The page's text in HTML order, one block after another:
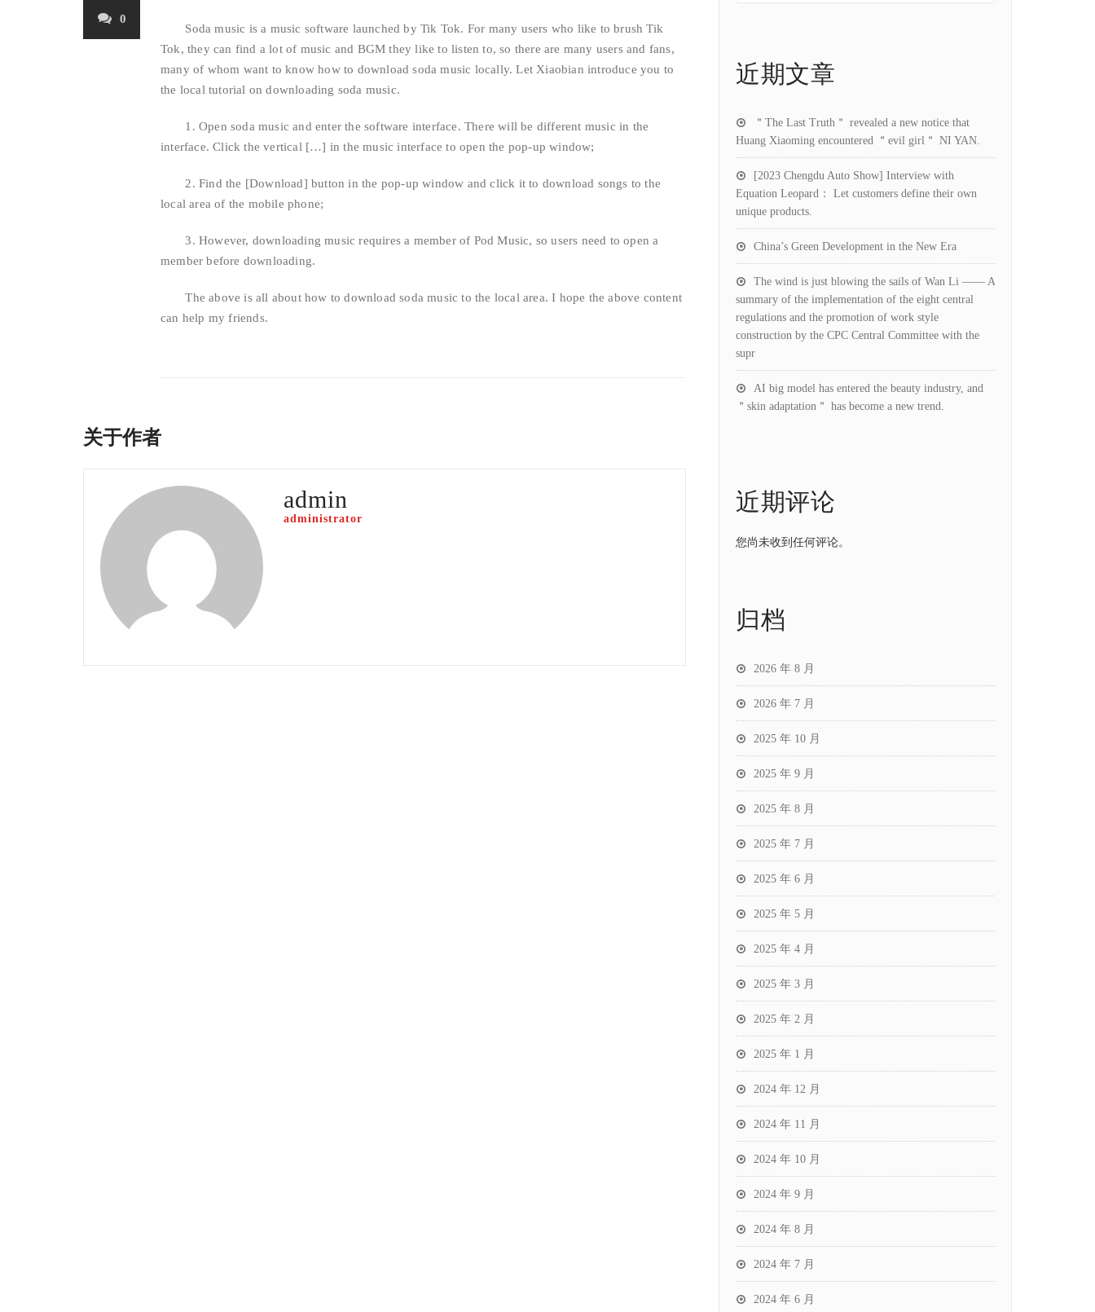
0
Soda music is a music software launched by Tik Tok. For many users who like to brush Tik
Tok, they can find a lot of music and BGM they like to listen to, so there are many users and fans,
many of whom want to know how to download soda music locally. Let Xiaobian introduce you to
the local tutorial on downloading soda music.
1. Open soda music and enter the software interface. There will be different music in the
interface. Click the vertical […] in the music interface to open the pop-up window;
2. Find the [Download] button in the pop-up window and click it to download songs to the
local area of the mobile phone;
3. However, downloading music requires a member of Pod Music, so users need to open a
member before downloading.
The above is all about how to download soda music to the local area. I hope the above content
can help my friends.
关于作者
admin
administrator
近期文章
＂The Last Truth＂ revealed a new notice that
Huang Xiaoming encountered ＂evil girl＂ NI YAN.
[2023 Chengdu Auto Show] Interview with
Equation Leopard： Let customers define their own
unique products.
China’s Green Development in the New Era
The wind is just blowing the sails of Wan Li —— A
summary of the implementation of the eight central
regulations and the promotion of work style
construction by the CPC Central Committee with the
supr
AI big model has entered the beauty industry, and
＂skin adaptation＂ has become a new trend.
近期评论
您尚未收到任何评论。
归档
2026 年 8 月
2026 年 7 月
2025 年 10 月
2025 年 9 月
2025 年 8 月
2025 年 7 月
2025 年 6 月
2025 年 5 月
2025 年 4 月
2025 年 3 月
2025 年 2 月
2025 年 1 月
2024 年 12 月
2024 年 11 月
2024 年 10 月
2024 年 9 月
2024 年 8 月
2024 年 7 月
2024 年 6 月